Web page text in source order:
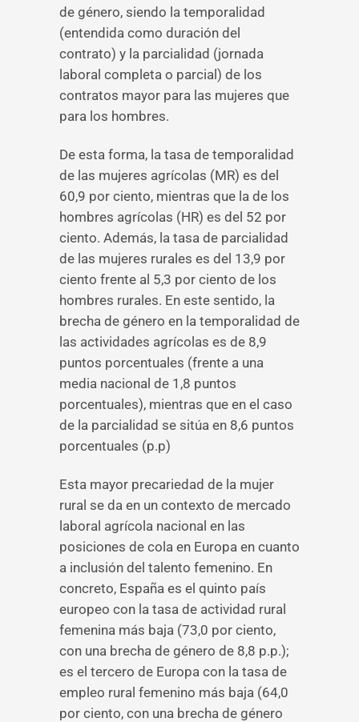
de género, siendo la temporalidad
(entendida como duración del
contrato) y la parcialidad (jornada
laboral completa o parcial) de los
contratos mayor para las mujeres que
para los hombres.
De esta forma, la tasa de temporalidad
de las mujeres agrícolas (MR) es del
60,9 por ciento, mientras que la de los
hombres agrícolas (HR) es del 52 por
ciento. Además, la tasa de parcialidad
de las mujeres rurales es del 13,9 por
ciento frente al 5,3 por ciento de los
hombres rurales. En este sentido, la
brecha de género en la temporalidad de
las actividades agrícolas es de 8,9
puntos porcentuales (frente a una
media nacional de 1,8 puntos
porcentuales), mientras que en el caso
de la parcialidad se sitúa en 8,6 puntos
porcentuales (p.p)
Esta mayor precariedad de la mujer
rural se da en un contexto de mercado
laboral agrícola nacional en las
posiciones de cola en Europa en cuanto
a inclusión del talento femenino. En
concreto, España es el quinto país
europeo con la tasa de actividad rural
femenina más baja (73,0 por ciento,
con una brecha de género de 8,8 p.p.);
es el tercero de Europa con la tasa de
empleo rural femenino más baja (64,0
por ciento, con una brecha de género